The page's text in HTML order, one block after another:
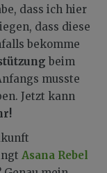
dass ich hier
dass diese
bekomme
beim
musste
Jetzt kann
Asana Rebel